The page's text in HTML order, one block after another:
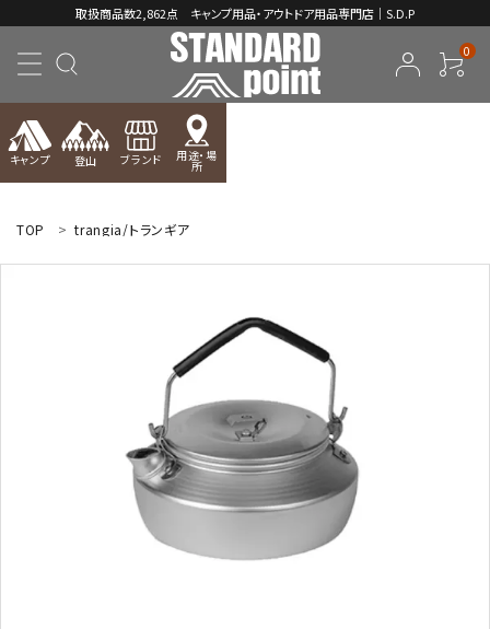
取扱商品数2,862点 キャンプ用品・アウトドア用品専門店｜S.D.P
0
キャンプ 登山 ブランド 用途・場
所
ようこそ ゲスト 様
TOP trangia/トランギア